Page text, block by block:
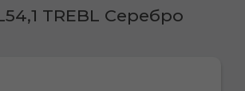
TREBL Серебро